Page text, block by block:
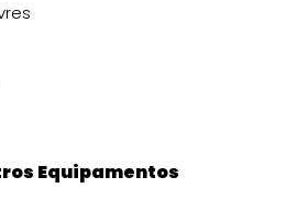
Equipamentos